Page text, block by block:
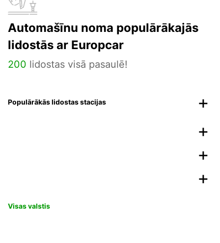
Automašīnu noma populārākajās
lidostās ar Europcar
200 lidostas visā pasaulē!
Populārākās lidostas stacijas
Visas valstis